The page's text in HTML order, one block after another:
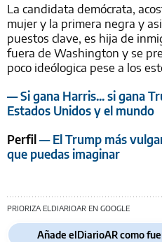
La candidata demócrata,
mujer y la primera negra y
puestos clave, es hija de
fuera de Washington y se
poco ideólogica pese a los
— Si gana Harris... si gana
Estados Unidos y el mundo
Perfil— El Trump más
que puedas imaginar
PRIORIZA ELDIARIOAR EN GOOGLE
Añade elDiarioAR como